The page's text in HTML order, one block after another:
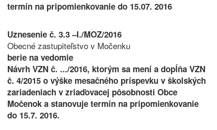
termín na pripomienkovanie do 15.07. 2016
Uznesenie č. 3.3 –I./MOZ/2016
Obecné zastupiteľstvo v Močenku
berie na vedomie
Návrh VZN č. .../2016, ktorým sa mení a dopĺňa VZN
č. 4/2015 o výške mesačného príspevku v školských
zariadeniach v zriaďovacej pôsobnosti Obce
Močenok a stanovuje termín na pripomienkovanie
do 15.7. 2016.